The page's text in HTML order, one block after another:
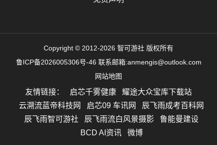
Copyright © 2012-2026 智可游社 版权所有
鲁ICP备2026005306号-46 联系邮箱:anmengis@outlook.com
网站地图
友情链接： 启芯千雾健康
耀途大众宝库下载站
云溯流蓝帝科技网
启芯09 车讯网
辰飞雨成考百科网
辰飞雨智可游社
辰飞雨流白风景摄影
鲁能曼建设
BCD AI资讯
微博